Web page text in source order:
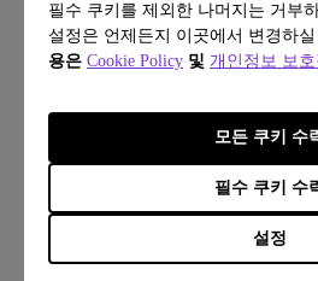
필수 쿠키를 제외한 나머지는 거부
설정은 언제든지 이곳에서 변경하
용은 Cookie Policy 및 개인정보 보호
설정
필수 쿠키 수
모든 쿠키 수
홈오피스 조명을 선택할 때 밝
스펙은 중요하지만 그것만으
에서 작업하는 경우도 있고,
작업하는 경우도 있으며, 낮과
자리에서 작업하는 경우도 많
필요한 조명 조건도 달라집니다.